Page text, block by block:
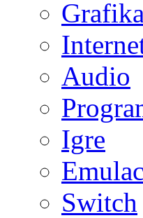
Grafika
Audio
Igre
Switch